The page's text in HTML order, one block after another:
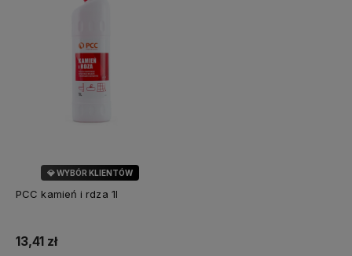
💎 WYBÓR KLIENTÓW
PCC kamień i rdza 1l
13,41 zł